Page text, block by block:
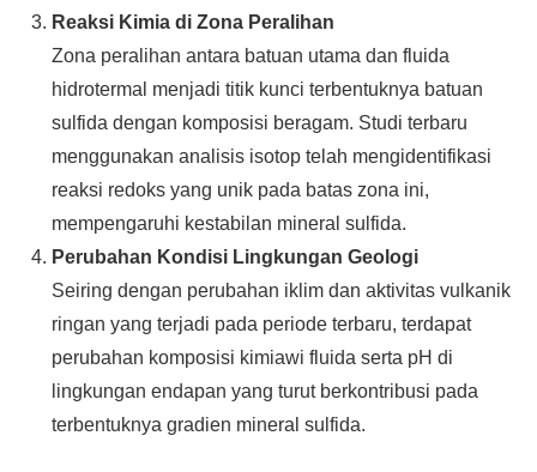
Reaksi Kimia di Zona Peralihan
Zona peralihan antara batuan utama dan fluida
hidrotermal menjadi titik kunci terbentuknya batuan
sulfida dengan komposisi beragam. Studi terbaru
menggunakan analisis isotop telah mengidentifikasi
reaksi redoks yang unik pada batas zona ini,
mempengaruhi kestabilan mineral sulfida.
Perubahan Kondisi Lingkungan Geologi
Seiring dengan perubahan iklim dan aktivitas vulkanik
ringan yang terjadi pada periode terbaru, terdapat
perubahan komposisi kimiawi fluida serta pH di
lingkungan endapan yang turut berkontribusi pada
terbentuknya gradien mineral sulfida.